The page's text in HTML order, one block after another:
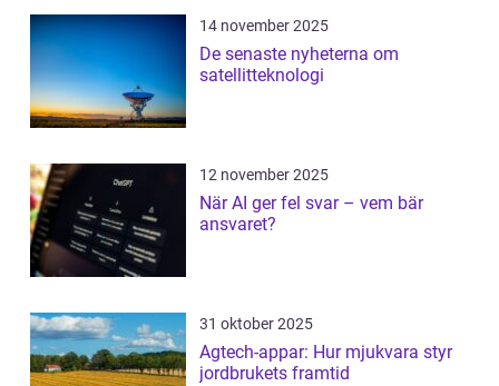
14 november 2025
De senaste nyheterna om
satellitteknologi
12 november 2025
När AI ger fel svar – vem bär
ansvaret?
31 oktober 2025
Agtech-appar: Hur mjukvara styr
jordbrukets framtid